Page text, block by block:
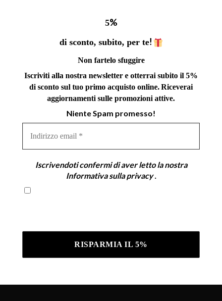
5%
di sconto, subito, per te!
Non fartelo sfuggire
Iscriviti alla nostra newsletter e otterrai subito il 5%
di sconto sul tuo primo acquisto online.Riceverai
aggiornamenti sulle promozioni attive.
Niente Spam promesso!
email
Iscrivendoti confermi di aver letto la nostra
Informativa sulla privacy.